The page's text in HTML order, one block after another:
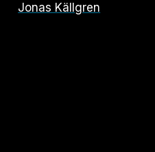
Jonas Källgren